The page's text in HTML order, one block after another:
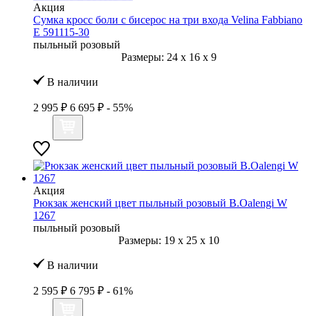
Акция
Сумка кросс боли с бисерос на три входа Velina Fabbiano
E 591115-30
пыльный розовый
Размеры: 24 x 16 x 9
В наличии
2 995 ₽ 6 695 ₽ - 55%
Акция
Рюкзак женский цвет пыльный розовый B.Oalengi W
1267
пыльный розовый
Размеры: 19 x 25 x 10
В наличии
2 595 ₽ 6 795 ₽ - 61%